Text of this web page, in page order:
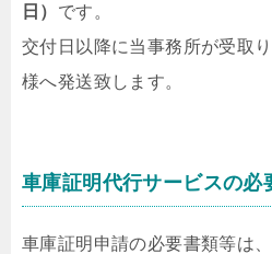
日） です。
交付日以降に当事務所が受取
様へ発送致します。
車庫証明代行サービスの必
車庫証明申請の必要書類等は